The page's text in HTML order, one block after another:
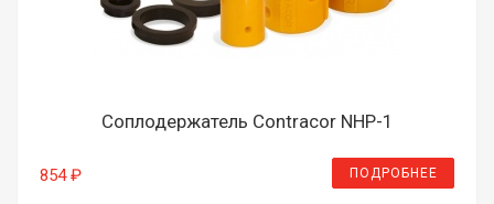
Соплодержатель Contracor NHP-1
854 ₽ ПОДРОБНЕЕ